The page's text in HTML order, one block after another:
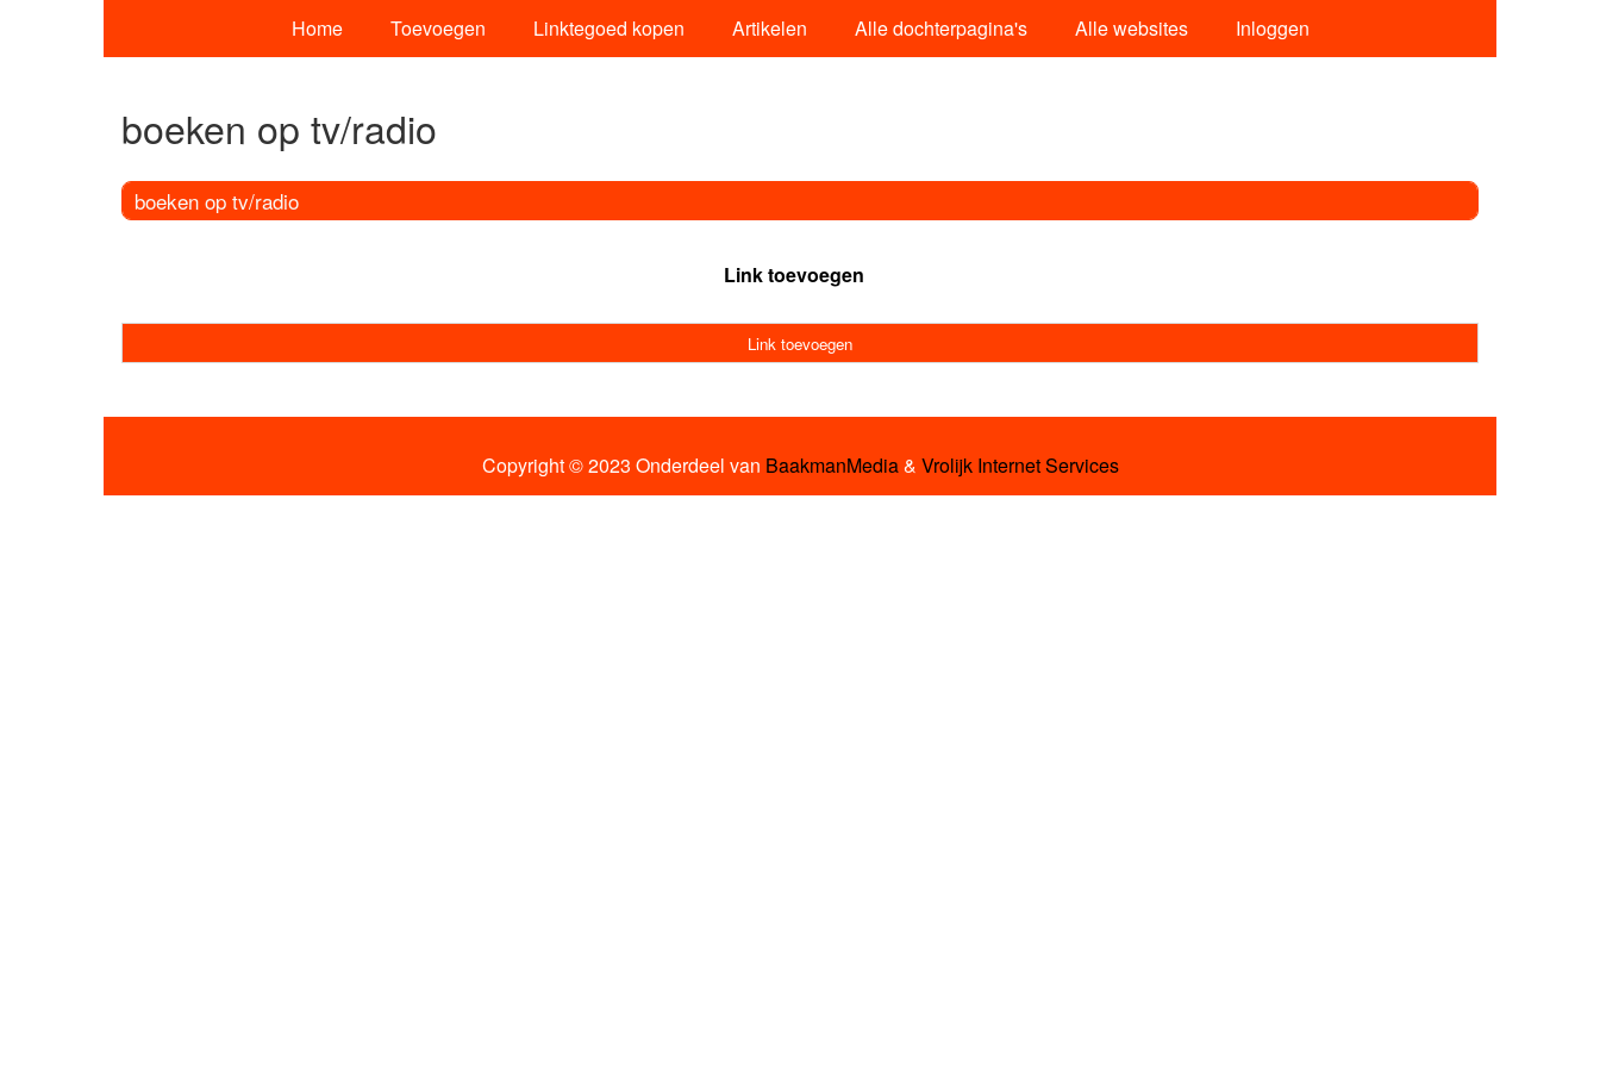
Home Toevoegen Linktegoed kopen Artikelen Alle dochterpagina's Alle websites Inloggen
boeken op tv/radio
boeken op tv/radio
Link toevoegen
Link toevoegen
Copyright © 2023 Onderdeel van BaakmanMedia& Vrolijk Internet Services